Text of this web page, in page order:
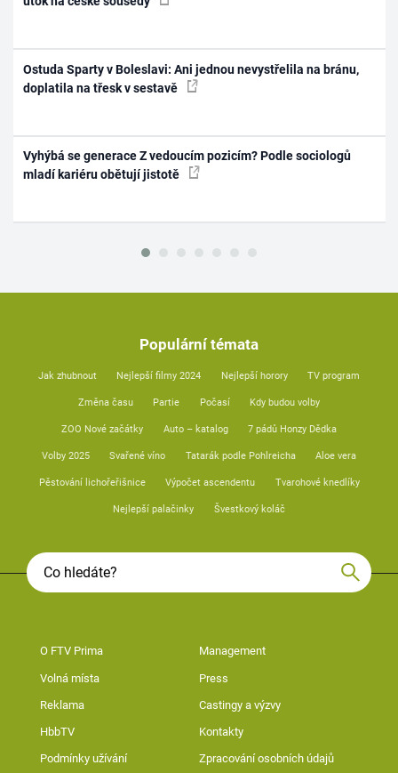
Ostuda Sparty v Boleslavi: Ani jednou nevystřelila na bránu,
doplatila na třesk v sestavě
Vyhýbá se generace Z vedoucím pozicím? Podle sociologů
mladí kariéru obětují jistotě
Populární témata
Jak zhubnout Nejlepší filmy 2024 Nejlepší horory TV program
Změna času Partie Počasí Kdy budou volby
ZOO Nové začátky Auto – katalog 7 pádů Honzy Dědka
Volby 2025 Svařené víno Tatarák podle Pohlreicha Aloe vera
Pěstování lichořeřišnice Výpočet ascendentu Tvarohové knedlíky
Nejlepší palačinky Švestkový koláč
O FTV Prima Management
Volná místa Press
Reklama Castingy a výzvy
HbbTV Kontakty
Podmínky užívání Zpracování osobních údajů